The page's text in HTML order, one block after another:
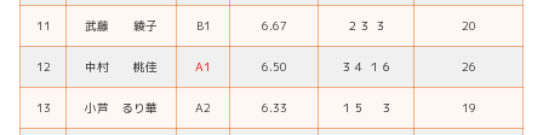
11 武藤 綾子 B1 6.67 ２３ ３ 20
12 中村 桃佳 A1 6.50 ３４ １６ 26
13 小芦 るり華 A2 6.33 １５ ３ 19